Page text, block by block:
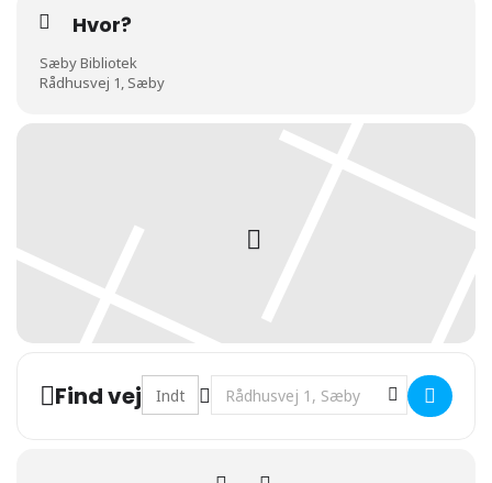
Hvor?
Sæby Bibliotek
Rådhusvej 1, Sæby
Find vej Address - Nattens dyr - skattejagt []
Destination Address - Nattens